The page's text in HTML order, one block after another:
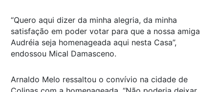
“Quero aqui dizer da minha alegria, da minha
satisfação em poder votar para que a nossa amiga
Audréia seja homenageada aqui nesta Casa”,
endossou Mical Damasceno.
Arnaldo Melo ressaltou o convívio na cidade de